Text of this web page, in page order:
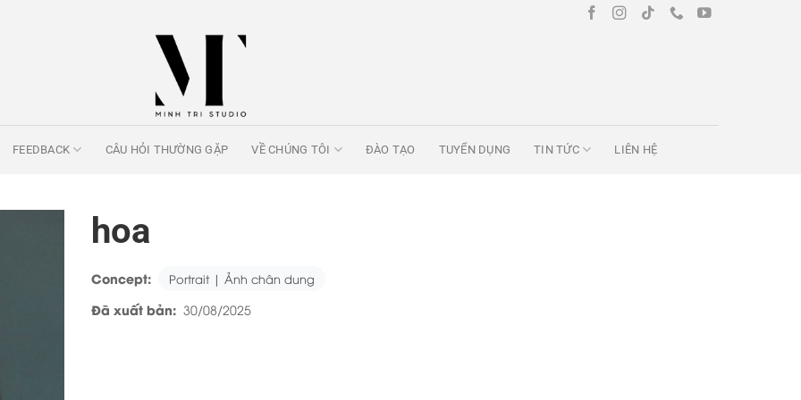
FEEDBACK CÂU HỎI THƯỜNG GẶP VỀ CHÚNG TÔI ĐÀO TẠO TUYỂN DỤNG TIN TỨC LIÊN HỆ
hoa
Concept: Portrait | Ảnh chân dung
Đã xuất bản: 30/08/2025